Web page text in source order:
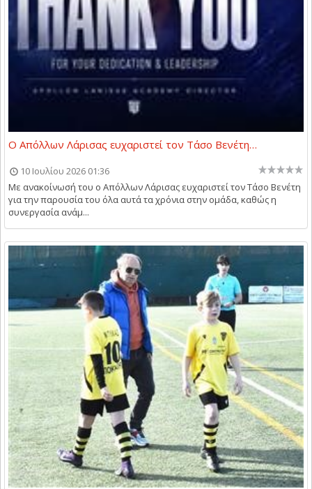
Ο Απόλλων Λάρισας ευχαριστεί τον Τάσο Βενέτη…
10 Ιουλίου 2026 01:36
Με ανακοίνωσή του ο Απόλλων Λάρισας ευχαριστεί τον Τάσο Βενέτη
για την παρουσία του όλα αυτά τα χρόνια στην ομάδα, καθώς η
συνεργασία ανάμ...